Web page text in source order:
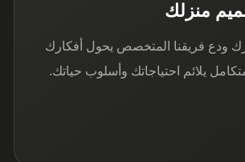
منزلك
ودع فريقنا المتخصص يحول أفكارك
يلائم احتياجاتك وأسلوب حياتك.